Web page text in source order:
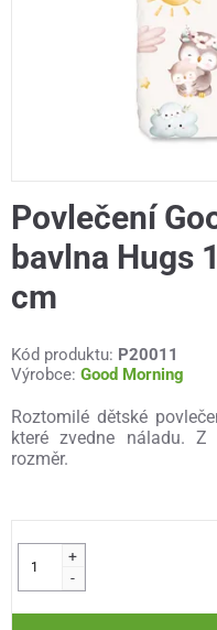
Povlečení
bavlna Hugs
cm
Kód produktu: P20011
Výrobce: Good Morning
Roztomilé dětské
které zvedne náladu. Z
rozměr.
+
-